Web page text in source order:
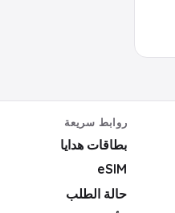
روابط سريعة
بطاقات هدايا
eSIM
حالة الطلب